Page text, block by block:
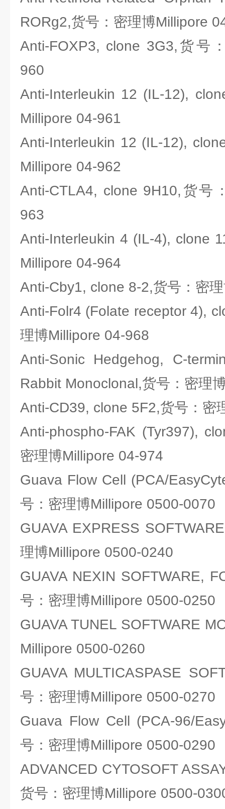
RORg2,货号：密理博Millipore
Anti-FOXP3, clone 3G3,货号
960
Anti-Interleukin 12 (IL-12),
Millipore 04-961
Anti-Interleukin 12 (IL-12),
Millipore 04-962
Anti-CTLA4, clone 9H10,货号
963
Anti-Interleukin 4 (IL-4), clone
Millipore 04-964
Anti-Cby1, clone 8-2,货号：密
Anti-Folr4 (Folate receptor 4),
理博Millipore 04-968
Anti-Sonic Hedgehog, C-
Rabbit Monoclonal,货号：密理
Anti-CD39, clone 5F2,货号：密
Anti-phospho-FAK (Tyr397),
密理博Millipore 04-974
Guava Flow Cell (PCA/
号：密理博Millipore 0500-0070
GUAVA EXPRESS
理博Millipore 0500-0240
GUAVA NEXIN SOFTWARE,
号：密理博Millipore 0500-0250
GUAVA TUNEL SOFTWARE
Millipore 0500-0260
GUAVA MULTICASPASE
号：密理博Millipore 0500-0270
Guava Flow Cell (PCA-96/
号：密理博Millipore 0500-0290
ADVANCED CYTOSOFT
货号：密理博Millipore 0500-